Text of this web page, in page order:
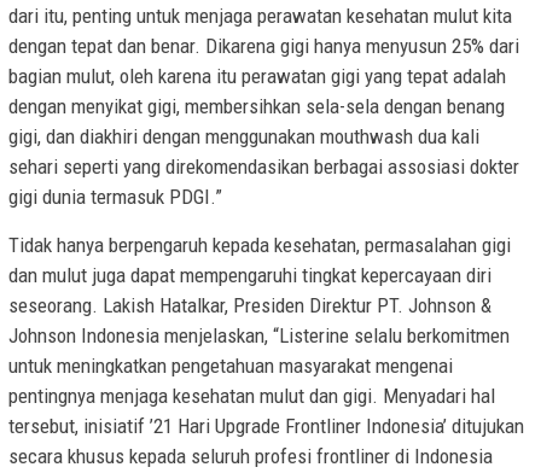
dari itu, penting untuk menjaga perawatan kesehatan mulut kita
dengan tepat dan benar. Dikarena gigi hanya menyusun 25% dari
bagian mulut, oleh karena itu perawatan gigi yang tepat adalah
dengan menyikat gigi, membersihkan sela-sela dengan benang
gigi, dan diakhiri dengan menggunakan mouthwash dua kali
sehari seperti yang direkomendasikan berbagai assosiasi dokter
gigi dunia termasuk PDGI.”
Tidak hanya berpengaruh kepada kesehatan, permasalahan gigi
dan mulut juga dapat mempengaruhi tingkat kepercayaan diri
seseorang. Lakish Hatalkar, Presiden Direktur PT. Johnson &
Johnson Indonesia menjelaskan, “Listerine selalu berkomitmen
untuk meningkatkan pengetahuan masyarakat mengenai
pentingnya menjaga kesehatan mulut dan gigi. Menyadari hal
tersebut, inisiatif ’21 Hari Upgrade Frontliner Indonesia’ ditujukan
secara khusus kepada seluruh profesi frontliner di Indonesia